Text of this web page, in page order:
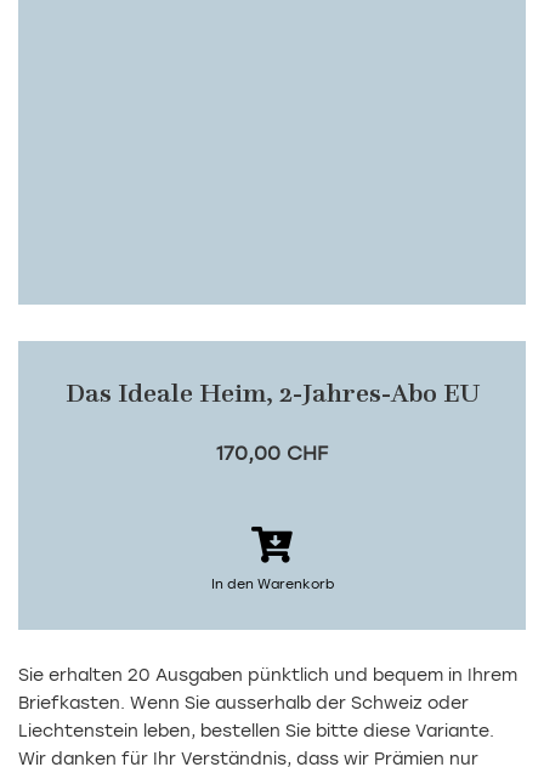
Das Ideale Heim 2-Jahres-Abo EU
170,00 CHF
In den Warenkorb
Sie erhalten 20 Ausgaben pünktlich und bequem in Ihrem
Briefkasten. Wenn Sie ausserhalb der Schweiz oder
Liechtenstein leben, bestellen Sie bitte diese Variante.
Wir danken für Ihr Verständnis, dass wir Prämien nur